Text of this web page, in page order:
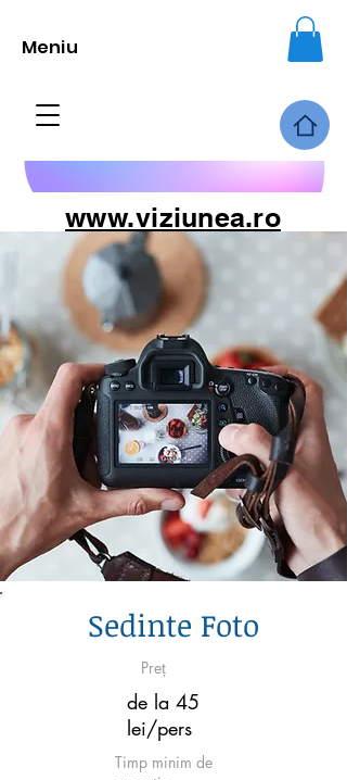
Meniu
www.viziunea.ro
Sedinte Foto
Preț
de la 45
lei/pers
Timp minim de